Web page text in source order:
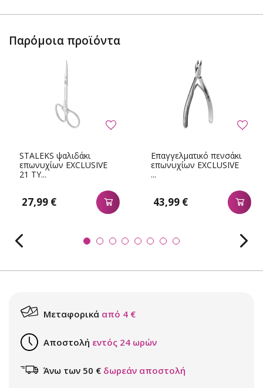
Παρόμοια προϊόντα
STALEKS ψαλιδάκι
επωνυχίων EXCLUSIVE
21 ΤΥ...
27,99 €
Επαγγελματικό πενσάκι
επωνυχίων EXCLUSIVE
...
43,99 €
Μεταφορικά από 4 €
Αποστολή εντός 24 ωρών
Άνω των 50 € δωρεάν αποστολή